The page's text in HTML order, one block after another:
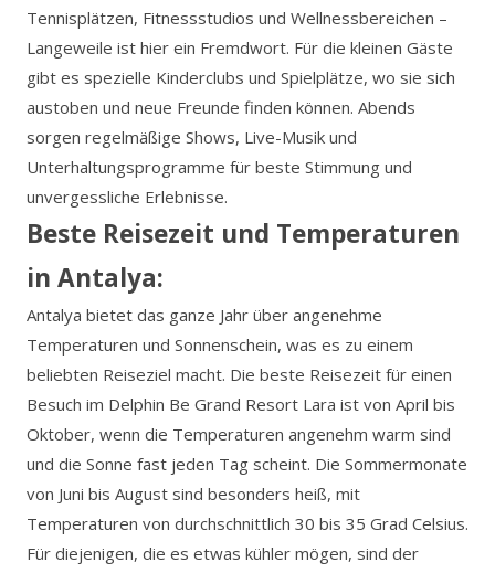
Tennisplätzen, Fitnessstudios und Wellnessbereichen –
Langeweile ist hier ein Fremdwort. Für die kleinen Gäste
gibt es spezielle Kinderclubs und Spielplätze, wo sie sich
austoben und neue Freunde finden können. Abends
sorgen regelmäßige Shows, Live-Musik und
Unterhaltungsprogramme für beste Stimmung und
unvergessliche Erlebnisse.
Beste Reisezeit und Temperaturen
in Antalya:
Antalya bietet das ganze Jahr über angenehme
Temperaturen und Sonnenschein, was es zu einem
beliebten Reiseziel macht. Die beste Reisezeit für einen
Besuch im Delphin Be Grand Resort Lara ist von April bis
Oktober, wenn die Temperaturen angenehm warm sind
und die Sonne fast jeden Tag scheint. Die Sommermonate
von Juni bis August sind besonders heiß, mit
Temperaturen von durchschnittlich 30 bis 35 Grad Celsius.
Für diejenigen, die es etwas kühler mögen, sind der